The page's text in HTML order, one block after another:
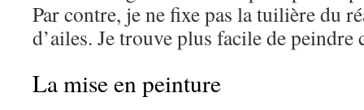
Par contre, je ne fixe pas la tuilière du
d’ailes. Je trouve plus facile de peindre
La mise en peinture